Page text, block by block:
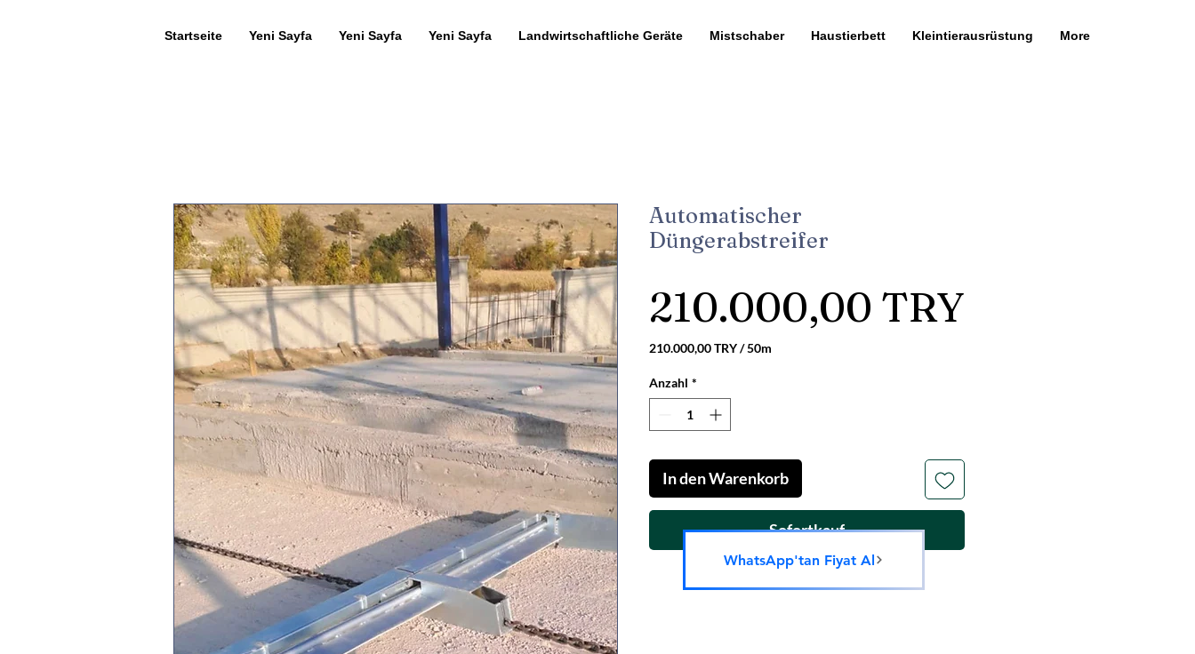
Startseite Yeni Sayfa Yeni Sayfa Yeni Sayfa Landwirtschaftliche Geräte Mistschaber Haustierbett Kleintierausrüstung More
Automatischer
Düngerabstreifer
210.000,00 TRY
210.000,00 TRY/50m
pro
50
Anzahl *
In den Warenkorb
Sofortkauf
WhatsApp'tan Fiyat Al